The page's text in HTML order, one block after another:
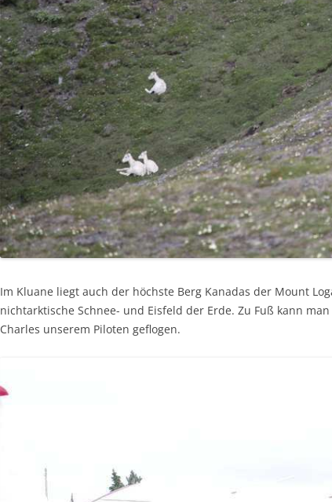
Im Kluane liegt auch der höchste Berg Kanadas der Mount
nichtarktische Schnee- und Eisfeld der Erde. Zu Fuß kann
Charles unserem Piloten geflogen.